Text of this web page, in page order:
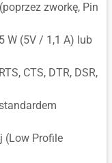
zworkę, Pin
W (5V / 1,1 A) lub
CTS, DTR, DSR,
(Low Profile